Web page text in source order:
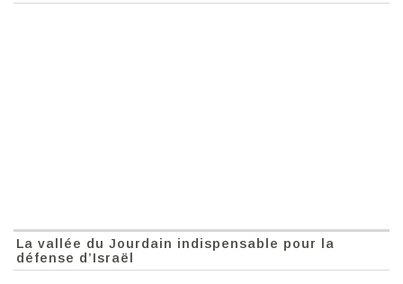
La vallée du Jourdain indispensable pour la
défense d’Israël